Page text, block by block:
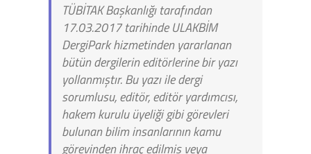
TÜBİTAK Başkanlığı tarafından
17.03.2017 tarihinde ULAKBİM
DergiPark hizmetinden yararlanan
bütün dergilerin editörlerine bir yazı
yollanmıştır. Bu yazı ile dergi
sorumlusu, editör, editör yardımcısı,
hakem kurulu üyeliği gibi görevleri
bulunan bilim insanlarının kamu
görevinden ihraç edilmiş veya